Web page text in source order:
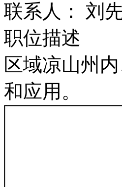
联系人： 刘
职位描述
区域凉山州
和应用。